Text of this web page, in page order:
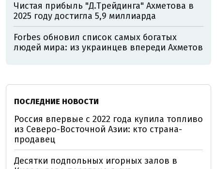
Чистая прибыль "Д.Трейдинга" Ахметова в
2025 году достигла 5,9 миллиарда
Forbes обновил список самых богатых
людей мира: из украинцев впереди Ахметов
ПОСЛЕДНИЕ НОВОСТИ
Россия впервые с 2022 года купила топливо
из Северо-Восточной Азии: кто страна-
продавец
Десятки подпольных игорных залов в